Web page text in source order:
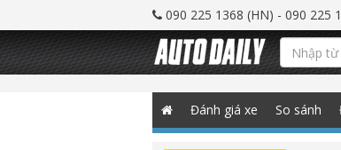
090 225 1368 (HN) - 090 225
Đánh giá xe So sánh